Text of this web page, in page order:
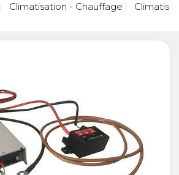
Climatisation - Chauffage